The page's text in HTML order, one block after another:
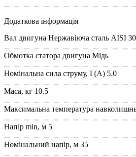
Додаткова інформація
Вал двигуна Нержавіюча сталь AISI
Обмотка статора двигуна Мідь
Номінальна сила струму, I (А) 5.0
Маса, кг 10.5
Максимальна температура
Напір min, м 5
Номінальний напір, м 35